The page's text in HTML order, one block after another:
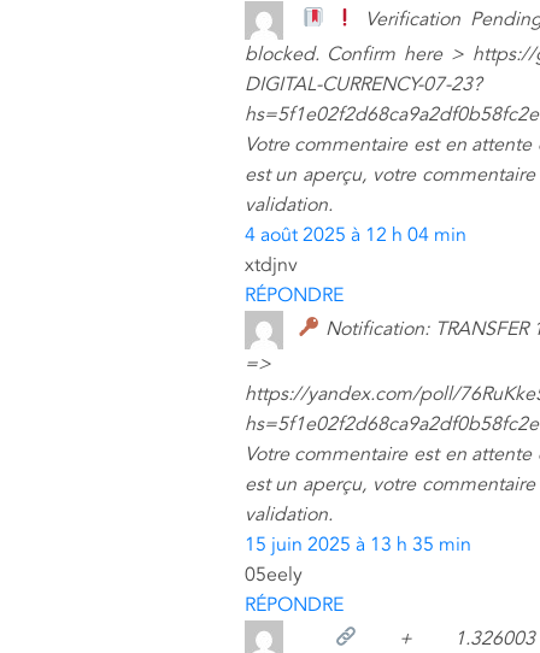
Verification
blocked. Confirm here > https://
DIGITAL-CURRENCY-07-23?
Votre commentaire est en
est un aperçu, votre
validation.
4 août 2025 à 12 h 04 min
xtdjnv
RÉPONDRE
Notification: TRANSFER
=>
https://yandex.com/poll/
Votre commentaire est en
est un aperçu, votre
validation.
15 juin 2025 à 13 h 35 min
05eely
RÉPONDRE
+ 1.326003